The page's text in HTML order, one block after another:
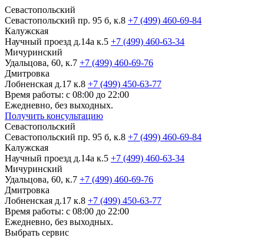
Севастопольский
Севастопольский пр. 95 б, к.8 +7 (499) 460-69-84
Калужская
Научный проезд д.14а к.5 +7 (499) 460-63-34
Мичуринский
Удальцова, 60, к.7 +7 (499) 460-69-76
Дмитровка
Лобненская д.17 к.8 +7 (499) 450-63-77
Время работы: с 08:00 до 22:00
Ежедневно, без выходных.
Получить консультацию
Севастопольский
Севастопольский пр. 95 б, к.8 +7 (499) 460-69-84
Калужская
Научный проезд д.14а к.5 +7 (499) 460-63-34
Мичуринский
Удальцова, 60, к.7 +7 (499) 460-69-76
Дмитровка
Лобненская д.17 к.8 +7 (499) 450-63-77
Время работы: с 08:00 до 22:00
Ежедневно, без выходных.
Выбрать сервис